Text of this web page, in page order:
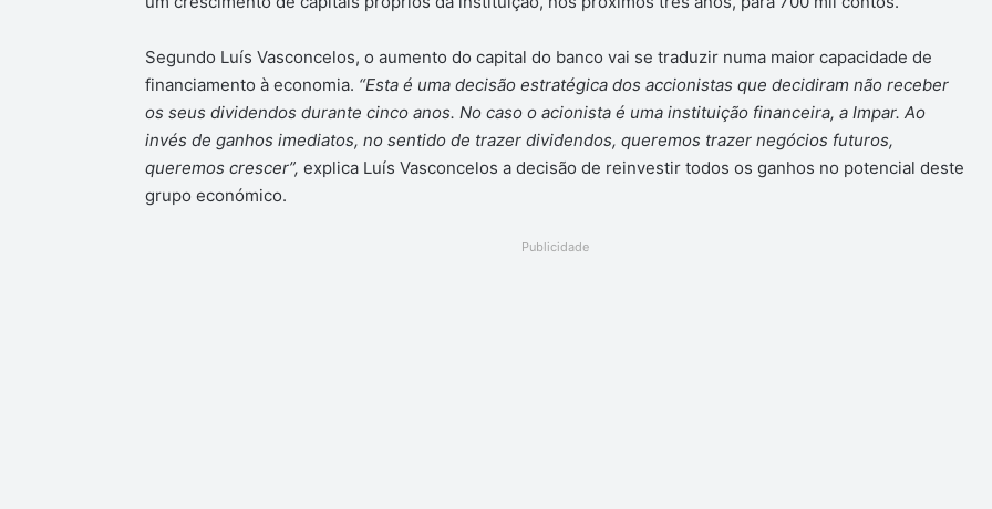
Segundo Luís Vasconcelos, o aumento do capital do banco vai se traduzir numa maior capacidade de
financiamento à economia. “Esta é uma decisão estratégica dos accionistas que decidiram não receber
os seus dividendos durante cinco anos. No caso o acionista é uma instituição financeira, a Impar. Ao
invés de ganhos imediatos, no sentido de trazer dividendos, queremos trazer negócios futuros,
queremos crescer”, explica Luís Vasconcelos a decisão de reinvestir todos os ganhos no potencial deste
grupo económico.
Publicidade